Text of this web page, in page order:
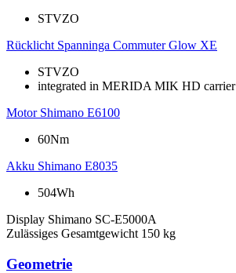
STVZO
Rücklicht Spanninga Commuter Glow XE
STVZO
integrated in MERIDA MIK HD carrier
Motor Shimano E6100
60Nm
Akku Shimano E8035
504Wh
Display Shimano SC-E5000A
Zulässiges Gesamtgewicht 150 kg
Geometrie